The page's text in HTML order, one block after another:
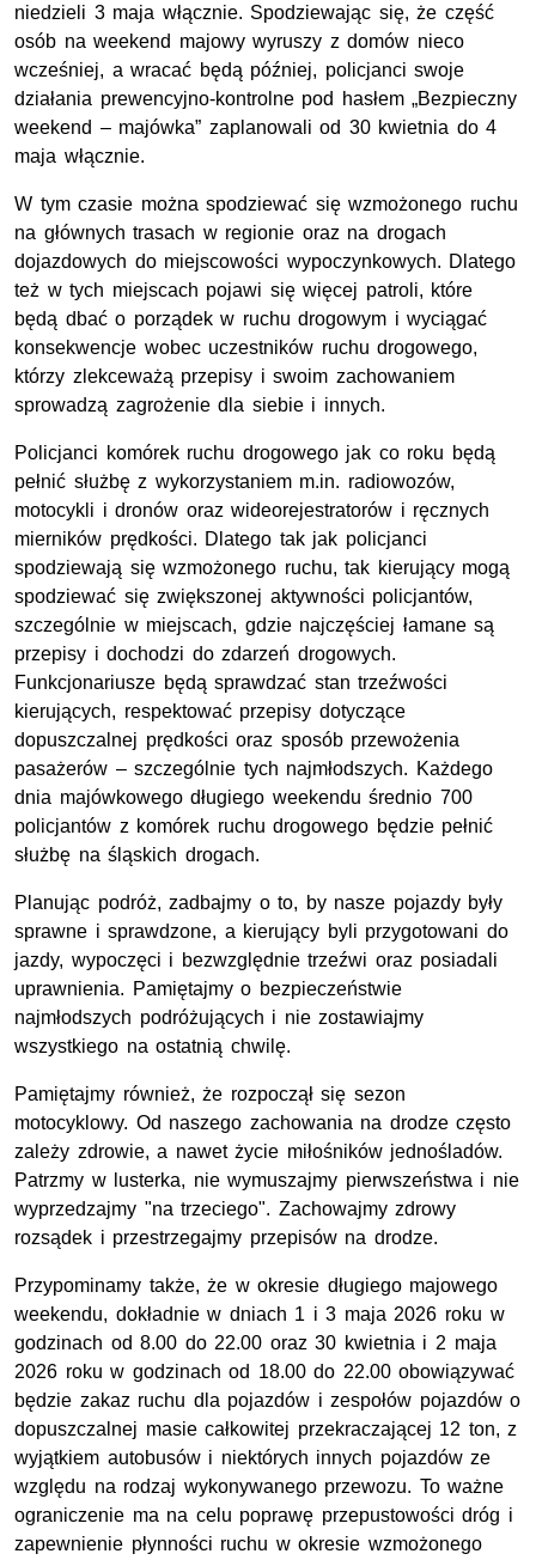
niedzieli 3 maja włącznie. Spodziewając się, że część
osób na weekend majowy wyruszy z domów nieco
wcześniej, a wracać będą później, policjanci swoje
działania prewencyjno-kontrolne pod hasłem „Bezpieczny
weekend – majówka” zaplanowali od 30 kwietnia do 4
maja włącznie.
W tym czasie można spodziewać się wzmożonego ruchu
na głównych trasach w regionie oraz na drogach
dojazdowych do miejscowości wypoczynkowych. Dlatego
też w tych miejscach pojawi się więcej patroli, które
będą dbać o porządek w ruchu drogowym i wyciągać
konsekwencje wobec uczestników ruchu drogowego,
którzy zlekceważą przepisy i swoim zachowaniem
sprowadzą zagrożenie dla siebie i innych.
Policjanci komórek ruchu drogowego jak co roku będą
pełnić służbę z wykorzystaniem m.in. radiowozów,
motocykli i dronów oraz wideorejestratorów i ręcznych
mierników prędkości. Dlatego tak jak policjanci
spodziewają się wzmożonego ruchu, tak kierujący mogą
spodziewać się zwiększonej aktywności policjantów,
szczególnie w miejscach, gdzie najczęściej łamane są
przepisy i dochodzi do zdarzeń drogowych.
Funkcjonariusze będą sprawdzać stan trzeźwości
kierujących, respektować przepisy dotyczące
dopuszczalnej prędkości oraz sposób przewożenia
pasażerów – szczególnie tych najmłodszych. Każdego
dnia majówkowego długiego weekendu średnio 700
policjantów z komórek ruchu drogowego będzie pełnić
służbę na śląskich drogach.
Planując podróż, zadbajmy o to, by nasze pojazdy były
sprawne i sprawdzone, a kierujący byli przygotowani do
jazdy, wypoczęci i bezwzględnie trzeźwi oraz posiadali
uprawnienia. Pamiętajmy o bezpieczeństwie
najmłodszych podróżujących i nie zostawiajmy
wszystkiego na ostatnią chwilę.
Pamiętajmy również, że rozpoczął się sezon
motocyklowy. Od naszego zachowania na drodze często
zależy zdrowie, a nawet życie miłośników jednośladów.
Patrzmy w lusterka, nie wymuszajmy pierwszeństwa i nie
wyprzedzajmy "na trzeciego". Zachowajmy zdrowy
rozsądek i przestrzegajmy przepisów na drodze.
Przypominamy także, że w okresie długiego majowego
weekendu, dokładnie w dniach 1 i 3 maja 2026 roku w
godzinach od 8.00 do 22.00 oraz 30 kwietnia i 2 maja
2026 roku w godzinach od 18.00 do 22.00 obowiązywać
będzie zakaz ruchu dla pojazdów i zespołów pojazdów o
dopuszczalnej masie całkowitej przekraczającej 12 ton, z
wyjątkiem autobusów i niektórych innych pojazdów ze
względu na rodzaj wykonywanego przewozu. To ważne
ograniczenie ma na celu poprawę przepustowości dróg i
zapewnienie płynności ruchu w okresie wzmożonego